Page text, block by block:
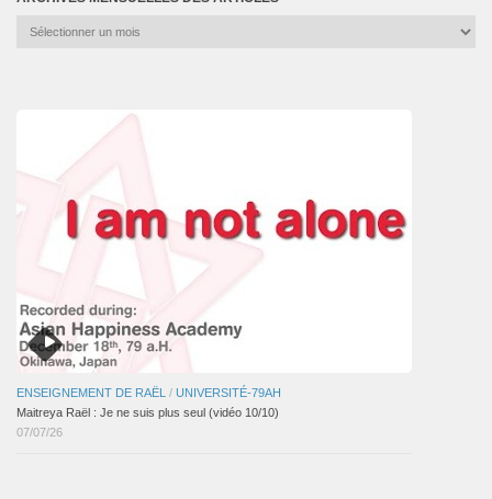
Archives
ENSEIGNEMENT DE RAËL / UNIVERSITÉ-79AH
Maitreya Raël : Je ne suis plus seul (vidéo 10/10)
07/07/26